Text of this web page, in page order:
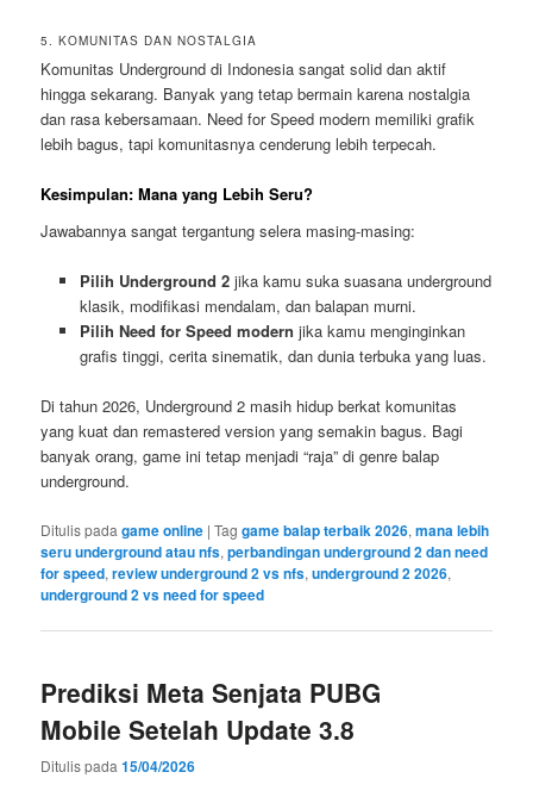
5. KOMUNITAS DAN NOSTALGIA
Komunitas Underground di Indonesia sangat solid dan aktif
hingga sekarang. Banyak yang tetap bermain karena nostalgia
dan rasa kebersamaan. Need for Speed modern memiliki grafik
lebih bagus, tapi komunitasnya cenderung lebih terpecah.
Kesimpulan: Mana yang Lebih Seru?
Jawabannya sangat tergantung selera masing-masing:
Pilih Underground 2jika kamu suka suasana underground
klasik, modifikasi mendalam, dan balapan murni.
Pilih Need for Speed modern jika kamu menginginkan
grafis tinggi, cerita sinematik, dan dunia terbuka yang luas.
Di tahun 2026, Underground 2 masih hidup berkat komunitas
yang kuat dan remastered version yang semakin bagus. Bagi
banyak orang, game ini tetap menjadi “raja” di genre balap
underground.
Ditulis pada game online |Tag game balap terbaik 2026,mana lebih
seru underground atau nfs,perbandingan underground 2 dan need
for speed,review underground 2 vs nfs,underground 2 2026,
underground 2 vs need for speed
Prediksi Meta Senjata PUBG
Mobile Setelah Update 3.8
Ditulis pada15/04/2026